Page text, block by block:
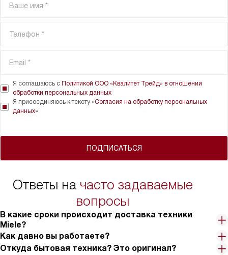
ПОДПИСАТЬСЯ
Я соглашаюсь с Политикой ООО «Квалитет Трейд» в отношении
обработки персональных данных
Я присоединяюсь к тексту «Согласия на обработку персональных
данных»
Ответы на часто задаваемые
вопросы
В какие сроки происходит доставка техники
Miele?
Как давно вы работаете?
Откуда бытовая техника? Это оригинал?